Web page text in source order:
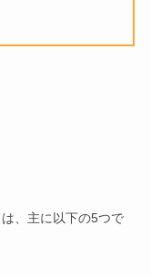
は、主に以下の5つで